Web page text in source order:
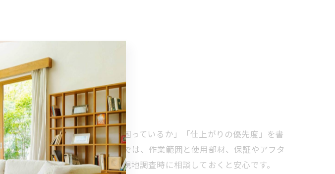
分かれます。事前に「どこが困っているか」「仕上がりの優先度」を書
減りやすいですね。見積もりでは、作業範囲と使用部材、保証やアフタ
下地補修など）の可能性も、現地調査時に相談しておくと安心です。